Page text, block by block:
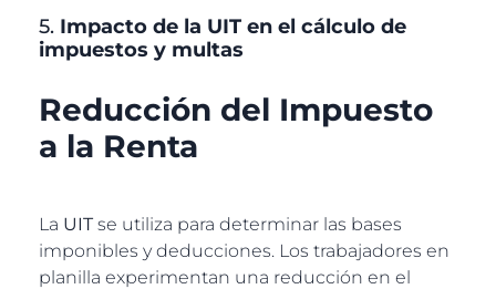
5. Impacto de la UIT en el cálculo de
impuestos y multas
Reducción del Impuesto
a la Renta
La UITse utiliza para determinar las bases
imponibles y deducciones. Los trabajadores en
planilla experimentan una reducción en el